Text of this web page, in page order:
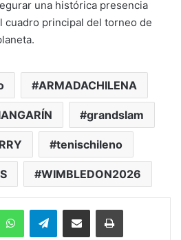
una histórica presencia
cuadro principal del torneo de
ARMADACHILENA
grandslam
tenischileno
WIMBLEDON2026
WhatsAppTelegramEnviar vía email Imprimir